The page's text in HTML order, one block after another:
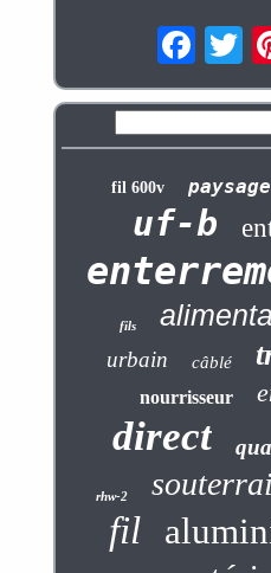
fil 600v paysage
uf-b
fils
urbain câblé
nourrisseur
direct
rhw-2
fil